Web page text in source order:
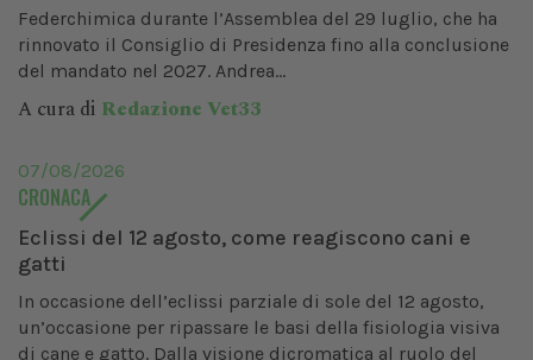
Federchimica durante l’Assemblea del 29 luglio, che ha
rinnovato il Consiglio di Presidenza fino alla conclusione
del mandato nel 2027. Andrea...
A cura di Redazione Vet33
07/08/2026
CRONACA
Eclissi del 12 agosto, come reagiscono cani e
gatti
In occasione dell’eclissi parziale di sole del 12 agosto,
un’occasione per ripassare le basi della fisiologia visiva
di cane e gatto. Dalla visione dicromatica al ruolo del